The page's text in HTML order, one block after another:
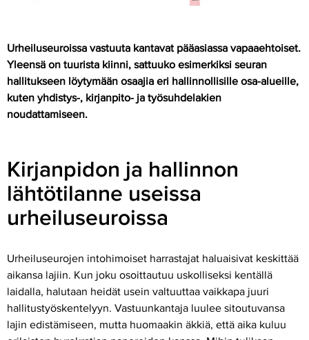
Urheiluseuroissa vastuuta kantavat pääasiassa vapaaehtoiset.
Yleensä on tuurista kiinni, sattuuko esimerkiksi seuran
hallitukseen löytymään osaajia eri hallinnollisille osa-alueille,
kuten yhdistys-, kirjanpito- ja työsuhdelakien
noudattamiseen.
Urheiluseurojen intohimoiset harrastajat haluaisivat keskittää
aikansa lajiin. Kun joku osoittautuu uskolliseksi kentällä
laidalla, halutaan heidät usein valtuuttaa vaikkapa juuri
hallitustyöskentelyyn. Vastuunkantaja luulee sitoutuvansa
lajin edistämiseen, mutta huomaakin äkkiä, että aika kuluu
Kirjanpidon ja hallinnon
lähtötilanne useissa
urheiluseuroissa